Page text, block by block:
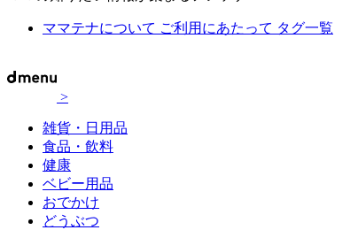
ママテナについて ご利用にあたって タグ一覧
>
雑貨・日用品
食品・飲料
健康
ベビー用品
おでかけ
どうぶつ